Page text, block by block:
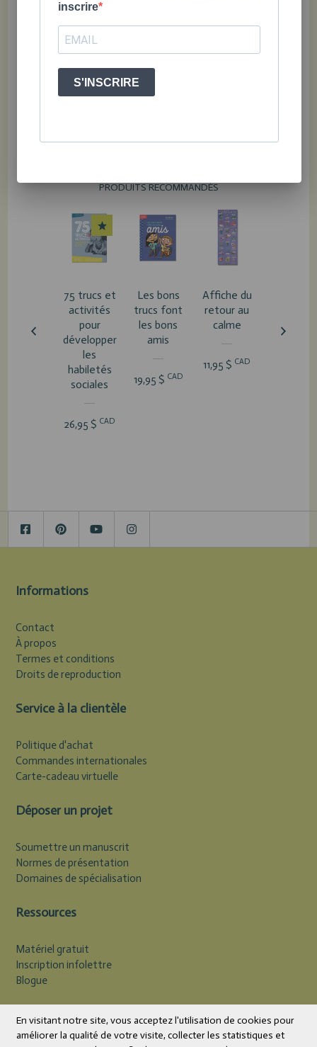
PRODUITS RECOMMANDÉS
75 trucs et
activités
pour
développer
les
habiletés
sociales
26,95 $ CAD
Les bons
trucs font
les bons
amis
19,95 $ CAD
Affiche du
retour au
calme
11,95 $ CAD
Informations
Contact
À propos
Termes et conditions
Droits de reproduction
Service à la clientèle
Politique d'achat
Commandes internationales
Carte-cadeau virtuelle
Déposer un projet
Soumettre un manuscrit
Normes de présentation
Domaines de spécialisation
Ressources
Matériel gratuit
Inscription infolettre
Blogue
inscrire
S'INSCRIRE
En visitant notre site, vous acceptez l'utilisation de cookies pour
améliorer la qualité de votre visite, collecter les statistiques et